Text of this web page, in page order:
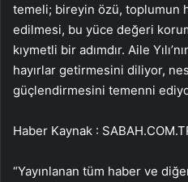
temeli; bireyin özü, toplumun
edilmesi, bu yüce değeri
kıymetli bir adımdır. Aile
hayırlar getirmesini diliyor,
güçlendirmesini temenni
Haber Kaynak :
“Yayınlanan tüm haber ve